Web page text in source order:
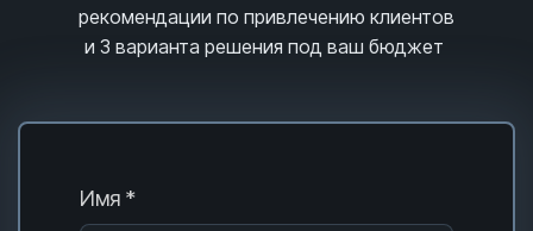
рекомендации по привлечению клиентов
и 3 варианта решения под ваш бюджет
Имя *